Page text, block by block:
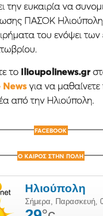
ευκαιρία να
ΠΑΣΟΚ
του ενόψει
το Ilioupolinews.gr
για να μαθαίνετε
από την Ηλιούπολη.
FACEBOOK
Ο ΚΑΙΡΟΣ ΣΤΗΝ ΠΟΛΗ